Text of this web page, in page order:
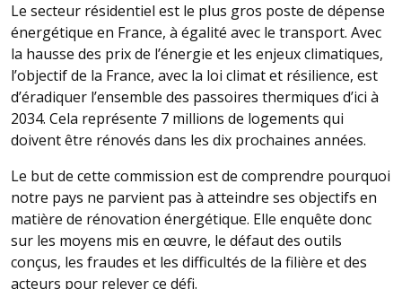
Le secteur résidentiel est le plus gros poste de dépense
énergétique en France, à égalité avec le transport. Avec
la hausse des prix de l’énergie et les enjeux climatiques,
l’objectif de la France, avec la loi climat et résilience, est
d’éradiquer l’ensemble des passoires thermiques d’ici à
2034. Cela représente 7 millions de logements qui
doivent être rénovés dans les dix prochaines années.
Le but de cette commission est de comprendre pourquoi
notre pays ne parvient pas à atteindre ses objectifs en
matière de rénovation énergétique. Elle enquête donc
sur les moyens mis en œuvre, le défaut des outils
conçus, les fraudes et les difficultés de la filière et des
acteurs pour relever ce défi.